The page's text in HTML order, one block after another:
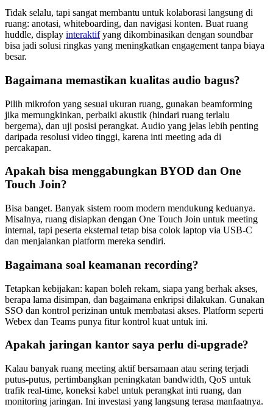
Tidak selalu, tapi sangat membantu untuk kolaborasi langsung di
ruang: anotasi, whiteboarding, dan navigasi konten. Buat ruang
huddle, display interaktifyang dikombinasikan dengan soundbar
bisa jadi solusi ringkas yang meningkatkan engagement tanpa biaya
besar.
Bagaimana memastikan kualitas audio bagus?
Pilih mikrofon yang sesuai ukuran ruang, gunakan beamforming
jika memungkinkan, perbaiki akustik (hindari ruang terlalu
bergema), dan uji posisi perangkat. Audio yang jelas lebih penting
daripada resolusi video tinggi, karena inti meeting ada di
percakapan.
Apakah bisa menggabungkan BYOD dan One
Touch Join?
Bisa banget. Banyak sistem room modern mendukung keduanya.
Misalnya, ruang disiapkan dengan One Touch Join untuk meeting
internal, tapi peserta eksternal tetap bisa colok laptop via USB-C
dan menjalankan platform mereka sendiri.
Bagaimana soal keamanan recording?
Tetapkan kebijakan: kapan boleh rekam, siapa yang berhak akses,
berapa lama disimpan, dan bagaimana enkripsi dilakukan. Gunakan
SSO dan kontrol perizinan untuk membatasi akses. Platform seperti
Webex dan Teams punya fitur kontrol kuat untuk ini.
Apakah jaringan kantor saya perlu di-upgrade?
Kalau banyak ruang meeting aktif bersamaan atau sering terjadi
putus-putus, pertimbangkan peningkatan bandwidth, QoS untuk
trafik real-time, koneksi kabel untuk perangkat inti ruang, dan
monitoring jaringan. Ini investasi yang langsung terasa manfaatnya.